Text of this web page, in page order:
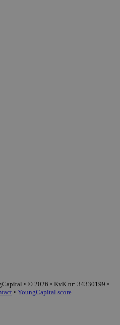
• © 2026 • KvK nr: 34330199 •
• YoungCapital score